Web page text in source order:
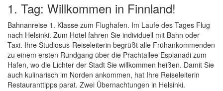
1. Tag: Willkommen in Finnland!
Bahnanreise 1. Klasse zum Flughafen. Im Laufe des Tages Flug
nach Helsinki. Zum Hotel fahren Sie individuell mit Bahn oder
Taxi. Ihre Studiosus-Reiseleiterin begrüßt alle Frühankommenden
zu einem ersten Rundgang über die Prachtallee Esplanadi zum
Hafen, wo die Lichter der Stadt Sie willkommen heißen. Damit Sie
auch kulinarisch im Norden ankommen, hat Ihre Reiseleiterin
Restauranttipps parat. Zwei Übernachtungen in Helsinki.